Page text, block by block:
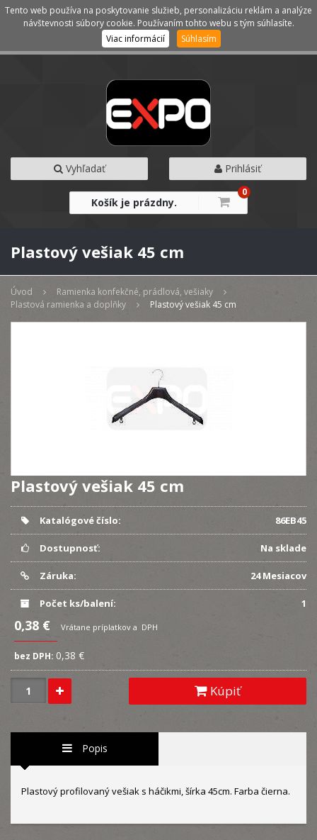
Kategórie Menu
Vyhľadať Prihlásiť
Košík je prázdny.
0
Plastový vešiak 45 cm
Úvod
Ramienka konfekčné, prádlová, vešiaky
Plastová ramienka a doplňky
Plastový vešiak 45 cm
Plastový vešiak 45 cm
Katalógové číslo: 86EB45
Dostupnosť: Na sklade
Záruka: 24 Mesiacov
Počet ks/balení: 1
0,38 € Vrátane príplatkov a DPH
bez DPH: 0,38 €
Kúpiť
Popis
Plastový profilovaný vešiak s háčikmi, šírka 45cm. Farba čierna.
Tento web používa na poskytovanie služieb, personalizáciu reklám a analýze
návštevnosti súbory cookie. Používaním tohto webu s tým súhlasíte.
Viac informácií
Súhlasím